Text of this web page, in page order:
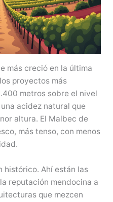
más creció en la última
proyectos más
metros sobre el nivel
acidez natural que
altura. El Malbec de
más tenso, con menos
histórico. Ahí están las
reputación mendocina a
que mezcen